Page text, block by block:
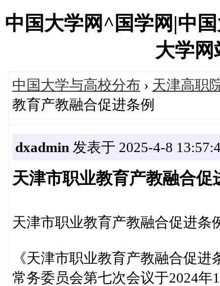
中国大学网^国学网|中
大学
中国大学与高校分布 › 天津高职
教育产教融合促进条例
dxadmin 发表于 2025-4-8
天津市职业教育产教融合促
天津市职业教育产教融合促进条
《天津市职业教育产教融合促
常务委员会第七次会议于2024年